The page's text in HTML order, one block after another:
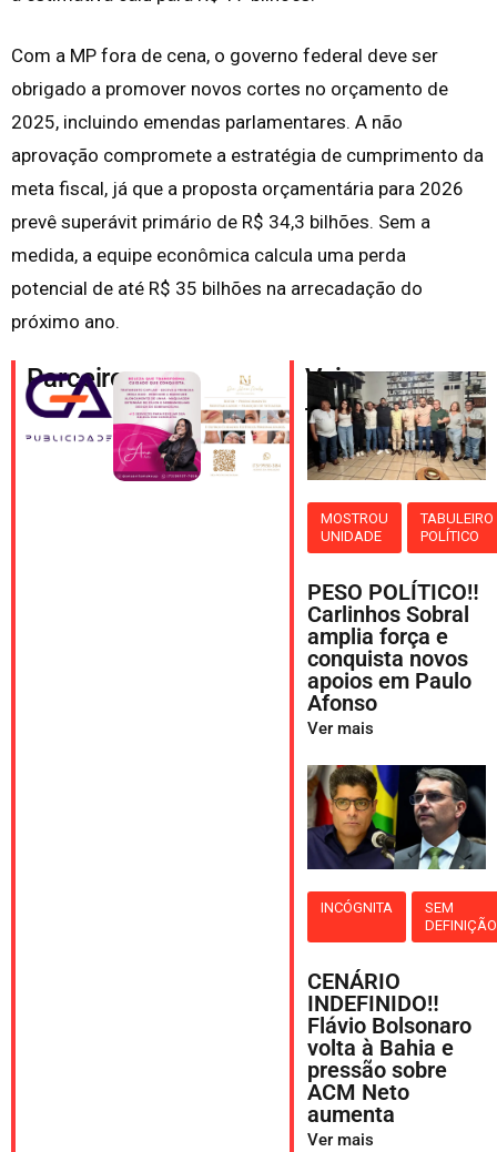
Com a MP fora de cena, o governo federal deve ser
obrigado a promover novos cortes no orçamento de
2025, incluindo emendas parlamentares. A não
aprovação compromete a estratégia de cumprimento da
meta fiscal, já que a proposta orçamentária para 2026
prevê superávit primário de R$ 34,3 bilhões. Sem a
medida, a equipe econômica calcula uma perda
potencial de até R$ 35 bilhões na arrecadação do
próximo ano.
Parceiros
Veja
também
MOSTROU
UNIDADE
TABULEIRO
POLÍTICO
PESO POLÍTICO‼️
Carlinhos Sobral
amplia força e
conquista novos
apoios em Paulo
Afonso
Ver mais
INCÓGNITA
SEM
DEFINIÇÃO
CENÁRIO
INDEFINIDO‼️
Flávio Bolsonaro
volta à Bahia e
pressão sobre
ACM Neto
aumenta
Ver mais